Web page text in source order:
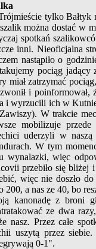
tylko Bałtyk
można dostać w
spotkań
inni. Nieoficjalna
nastąpiło o
pociąg
miał zatrzymać
i poinformował,
i wyrzucili ich w
W trakcie
mobilizuje
uderzyli w
W tym
wynalazki, więc
przebiło się bliżej
więc nie doszło
200, a nas ze 40, bo
kanonadę z broni
ze dwa
nasz. Przez całe
uszytą przez
0-1".